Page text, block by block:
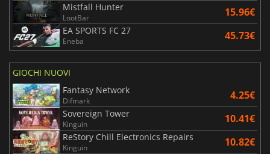
Mistfall Hunter
LootBar 15.96€
EA SPORTS FC 27
Eneba 45.73€
GIOCHI NUOVI
Fantasy Network
Difmark 4.25€
Sovereign Tower
Kinguin 10.41€
ReStory Chill Electronics Repairs
Kinguin 10.82€